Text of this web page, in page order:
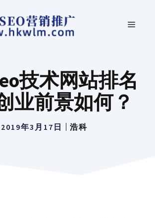
菜
技术网站排名
业前景如何？
2019年3月17日 浩科